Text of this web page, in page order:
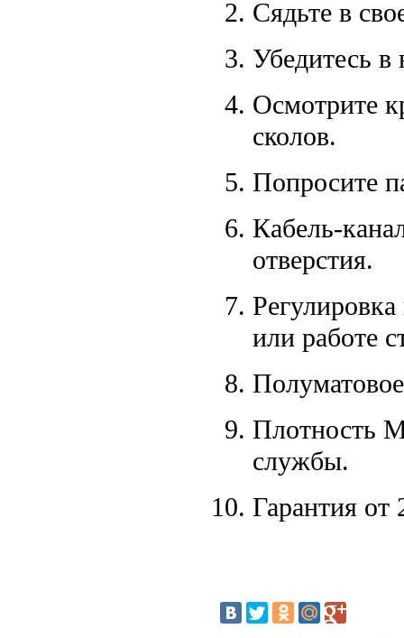
Сядьте в
Убедитесь
Осмотрите
сколов.
Попросите
Кабель-
отверстия.
или работе
Плотность
службы.
Гарантия от